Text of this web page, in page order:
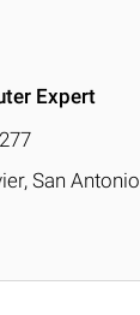
Expert
San Antonio